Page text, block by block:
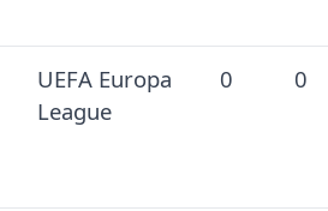
UEFA Europa
League
0 0